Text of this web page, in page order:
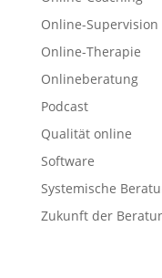
Online-Supervision
Online-Therapie
Onlineberatung
Podcast
Qualität online
Software
Systemische
Zukunft der